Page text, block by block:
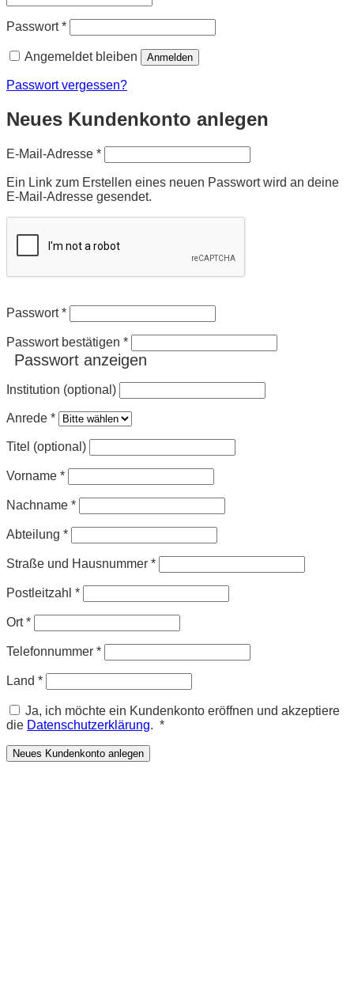
Passwort*Erforderlich
Angemeldet bleiben Anmelden
Passwort vergessen?
Neues Kundenkonto anlegen
E-Mail-Adresse *Erforderlich
Ein Link zum Erstellen eines neuen Passwort wird an deine
E-Mail-Adresse gesendet.
Passwort*
Passwort bestätigen *
Passwort anzeigen
Institution (optional)
Anrede *
Titel (optional)
Vorname *
Nachname *
Abteilung *
Straße und Hausnummer *
Postleitzahl *
Ort*
Telefonnummer *
Land *
Ja, ich möchte ein Kundenkonto eröffnen und akzeptiere
die Datenschutzerklärung. *Erforderlich
Neues Kundenkonto anlegen